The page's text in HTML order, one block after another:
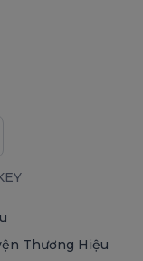
Thương Hiệu